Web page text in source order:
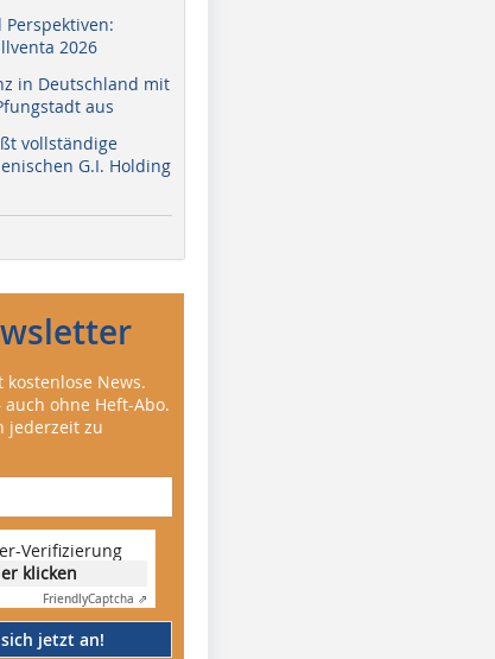
2026
in Deutschland mit
aus
vollständige
G.I. Holding
News.
ohne Heft-Abo.
jederzeit zu
Verifizierung
klicken
FriendlyCaptcha ⇗
jetzt an!